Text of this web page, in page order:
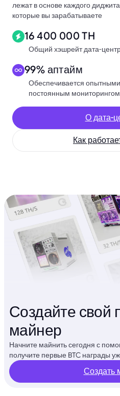
лежат в основе каждого
которые вы зарабатываете
16 400 000 TH
Общий хэшрейт дата-
99% аптайм
Обеспечивается
постоянным мониторингом
О дата-
Как
Создайте свой
майнер
Начните майнить сегодня с
получите первые BTC награды
Создать